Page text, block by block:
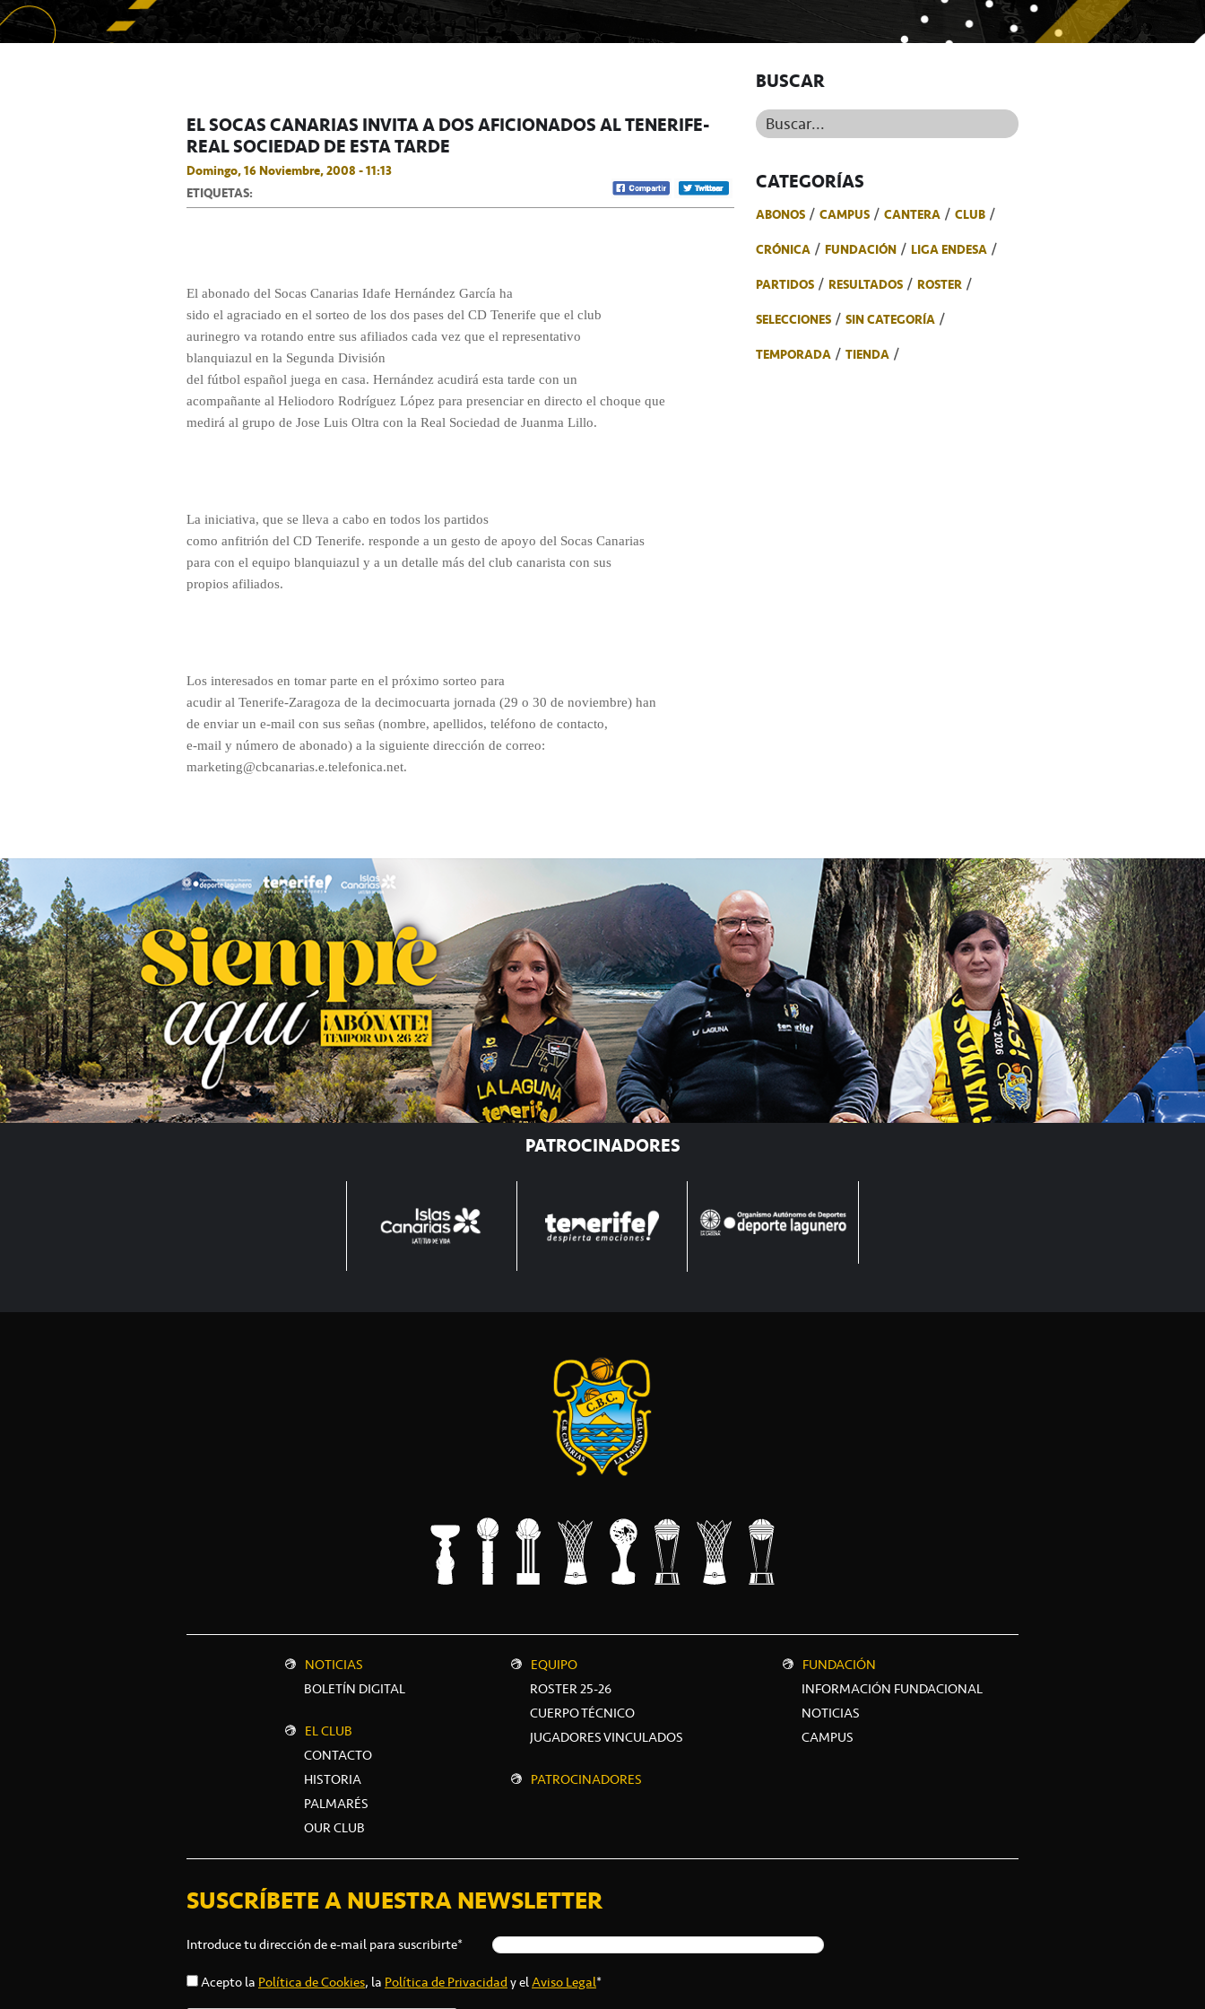
EL SOCAS CANARIAS INVITA A DOS AFICIONADOS AL TENERIFE-
REAL SOCIEDAD DE ESTA TARDE
Domingo, 16 Noviembre, 2008 - 11:13
ETIQUETAS:
El abonado del Socas Canarias Idafe Hernández García ha
sido el agraciado en el sorteo de los dos pases del CD Tenerife que el club
aurinegro va rotando entre sus afiliados cada vez que el representativo
blanquiazul en la Segunda División
del fútbol español juega en casa. Hernández acudirá esta tarde con un
acompañante al Heliodoro Rodríguez López para presenciar en directo el choque que
medirá al grupo de Jose Luis Oltra con la Real Sociedad de Juanma Lillo.
La iniciativa, que se lleva a cabo en todos los partidos
como anfitrión del CD Tenerife. responde a un gesto de apoyo del Socas Canarias
para con el equipo blanquiazul y a un detalle más del club canarista con sus
propios afiliados.
Los interesados en tomar parte en el próximo sorteo para
acudir al Tenerife-Zaragoza de la decimocuarta jornada (29 o 30 de noviembre) han
de enviar un e-mail con sus señas (nombre, apellidos, teléfono de contacto,
e-mail y número de abonado) a la siguiente dirección de correo:
marketing@cbcanarias.e.telefonica.net.
BUSCAR
Buscar...
CATEGORÍAS
ABONOS CAMPUS CANTERA
CLUB
CRÓNICA
FUNDACIÓN
LIGA ENDESA
PARTIDOS
RESULTADOS
ROSTER
SELECCIONES
SIN CATEGORÍA
TEMPORADA
TIENDA
PATROCINADORES
NOTICIAS
BOLETÍN DIGITAL
EL CLUB
CONTACTO
HISTORIA
PALMARÉS
OUR CLUB
EQUIPO
ROSTER 25-26
CUERPO TÉCNICO
JUGADORES VINCULADOS
PATROCINADORES
FUNDACIÓN
INFORMACIÓN FUNDACIONAL
NOTICIAS
CAMPUS
SUSCRÍBETE A NUESTRA NEWSLETTER
Introduce tu dirección de e-mail para suscribirte*
Acepto la Política de Cookies, la Política de Privacidady elAviso Legal*